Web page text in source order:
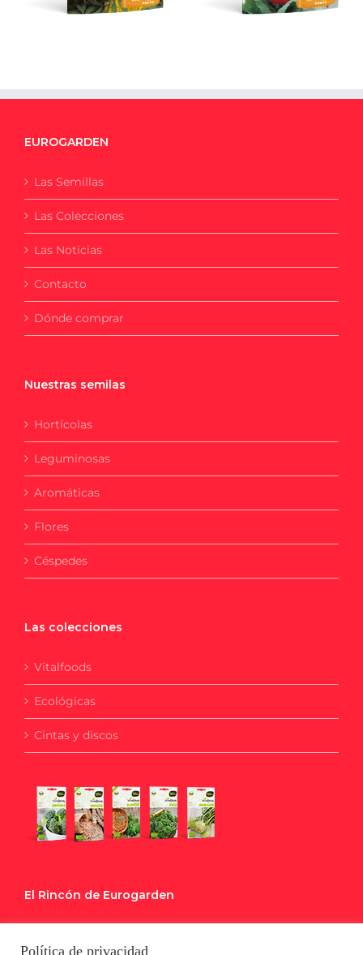
EUROGARDEN
Las Semillas
Las Colecciones
Las Noticias
Contacto
Dónde comprar
Nuestras semilas
Hortícolas
Leguminosas
Aromáticas
Flores
Céspedes
Las colecciones
Vitalfoods
Ecológicas
Cintas y discos
El Rincón de Eurogarden
Política de privacidad